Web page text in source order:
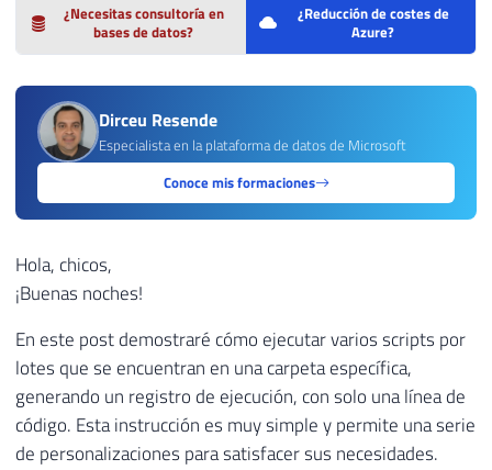
¿Necesitas consultoría en
bases de datos?
¿Reducción de costes de
Azure?
Dirceu Resende
Especialista en la plataforma de datos de Microsoft
Conoce mis formaciones
Hola, chicos,
¡Buenas noches!
En este post demostraré cómo ejecutar varios scripts por
lotes que se encuentran en una carpeta específica,
generando un registro de ejecución, con solo una línea de
código. Esta instrucción es muy simple y permite una serie
de personalizaciones para satisfacer sus necesidades.